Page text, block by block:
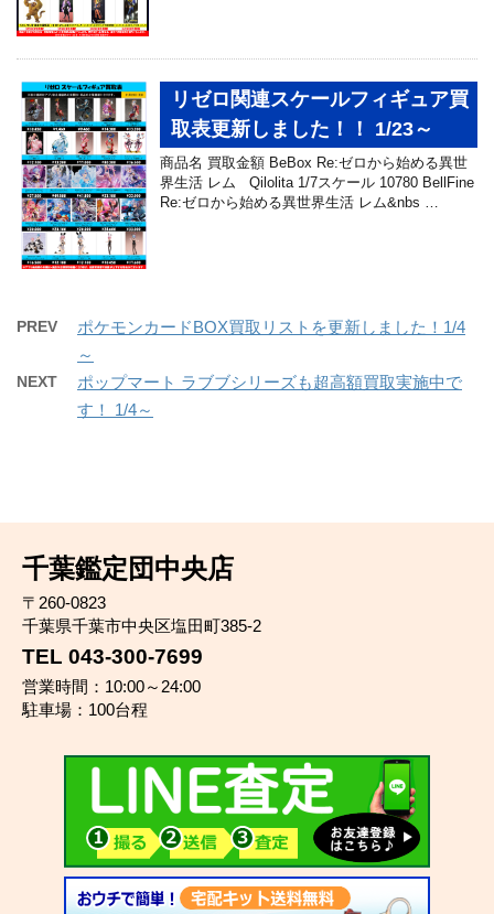
リゼロ関連スケールフィギュア買
取表更新しました！！ 1/23～
商品名 買取金額 BeBox Re:ゼロから始める異世
界生活 レム Qilolita 1/7スケール 10780 BellFine
Re:ゼロから始める異世界生活 レム&nbs …
PREV
ポケモンカードBOX買取リストを更新しました！1/4
～
NEXT
ポップマート ラブブシリーズも超高額買取実施中で
す！ 1/4～
千葉鑑定団中央店
〒260-0823
千葉県千葉市中央区塩田町385-2
TEL 043-300-7699
営業時間：10:00～24:00
駐車場：100台程